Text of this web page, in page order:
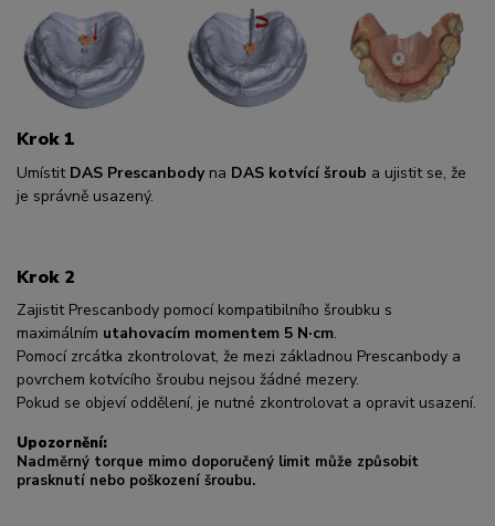
Krok 1
Umístit DAS Prescanbodyna DAS kotvící šroub a ujistit se, že
je správně usazený.
Krok 2
Zajistit Prescanbody pomocí kompatibilního šroubku s
maximálním utahovacím momentem 5 N·cm.
Pomocí zrcátka zkontrolovat, že mezi základnou Prescanbody a
povrchem kotvícího šroubu nejsou žádné mezery.
Pokud se objeví oddělení, je nutné zkontrolovat a opravit usazení.
Upozornění:
Nadměrný torque mimo doporučený limit může způsobit
prasknutí nebo poškození šroubu.